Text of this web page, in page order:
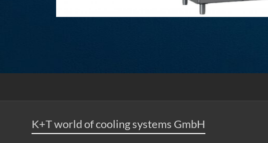
K+T world of cooling systems GmbH